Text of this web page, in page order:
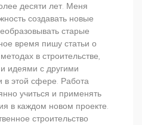
десяти лет. Меня
создавать новые
старые
время пишу статьи о
в строительстве,
идеями с другими
этой сфере. Работа
учиться и применять
в каждом новом проекте.
строительство